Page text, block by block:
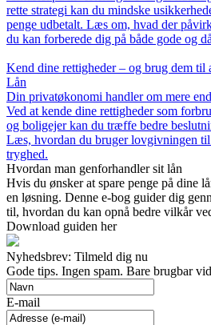
rette strategi kan du mindske
penge udbetalt. Læs om, hvad der
du kan forberede dig på både gode og
Kend dine rettigheder – og brug dem
Lån
Din privatøkonomi handler om mere
Ved at kende dine rettigheder som
og boligejer kan du træffe bedre
Læs, hvordan du bruger lovgivningen
tryghed.
Hvordan man genforhandler sit lån
Hvis du ønsker at spare penge på dine
en løsning. Denne e-bog guider dig
til, hvordan du kan opnå bedre vilkår
Download guiden her
Nyhedsbrev: Tilmeld dig nu
Gode tips. Ingen spam. Bare brugbar
E-mail